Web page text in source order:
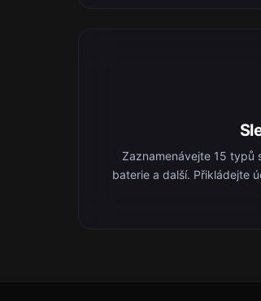
Zaznamenávejte 15
baterie a další. Přikládejte